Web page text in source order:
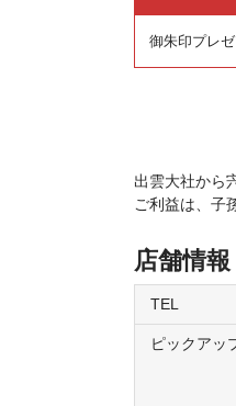
御朱印プレゼ
出雲大社から
ご利益は、子
店舗情報
TEL
ピックアッ